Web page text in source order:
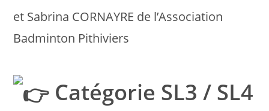
et Sabrina CORNAYRE de l’Association
Badminton Pithiviers
Catégorie SL3 / SL4